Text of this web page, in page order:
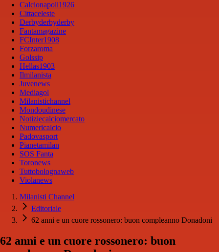
Calcionapoli1926
Cittaceleste
Derbyderbyderby
Fantamagazine
FCInter1908
Forzaroma
Golssip
Hellas1903
Ilmilanista
Juvenews
Mediagol
Milanistichannel
Mondoudinese
Notiziecalciomercato
Numericalcio
Padovasport
Pianetamilan
SOS Fanta
Toronews
Tuttobolognaweb
Violanews
Milanisti Channel
Editoriale
62 anni e un cuore rossonero: buon compleanno Donadoni
62 anni e un cuore rossonero: buon